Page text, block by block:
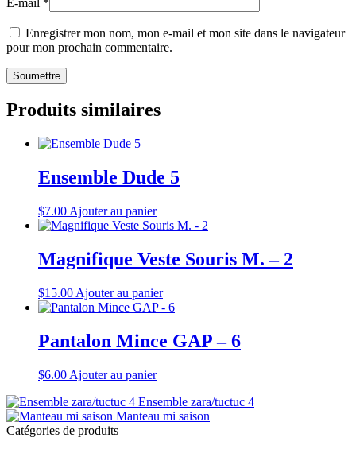
Enregistrer mon nom, mon e-mail et mon site dans le navigateur
pour mon prochain commentaire.
Produits similaires
Ensemble Dude 5
$7.00 Ajouter au panier
Magnifique Veste Souris M. – 2
$15.00 Ajouter au panier
Pantalon Mince GAP – 6
$6.00 Ajouter au panier
Ensemble zara/tuctuc 4
Manteau mi saison
Catégories de produits